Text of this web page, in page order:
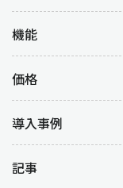
機能
価格
導入事例
記事